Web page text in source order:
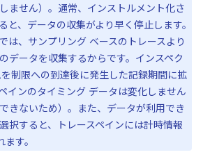
ません）。通常、インストルメント化さ
と、データの収集がより早く停止します。
は、サンプリング ベースのトレースより
データを収集するからです。インスペク
制限への到達後に発生した記録期間に拡
インのタイミング データは変化しません
きないため）。また、データが利用でき
択すると、トレースペインには計時情報
す。